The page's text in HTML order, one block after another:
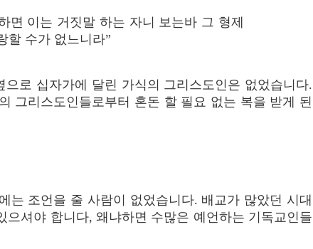
면 이는 거짓말 하는 자니 보는바 그 형제
할 수가 없느니라”
로 십자가에 달린 가식의 그리스도인은 없었습니다.
그리스도인들로부터 혼돈 할 필요 없는 복을 받게 된
는 조언을 줄 사람이 없었습니다. 배교가 많았던 시대
셔야 합니다, 왜냐하면 수많은 예언하는 기독교인들